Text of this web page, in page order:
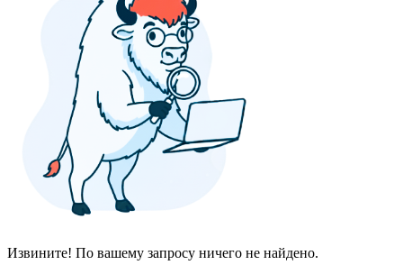
Извините! По вашему запросу ничего не найдено.